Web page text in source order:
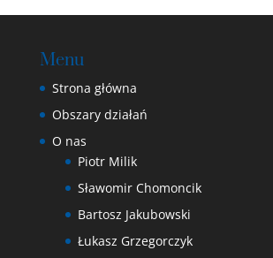
Menu
Strona główna
Obszary działań
O nas
Piotr Milik
Sławomir Chomoncik
Bartosz Jakubowski
Łukasz Grzegorczyk